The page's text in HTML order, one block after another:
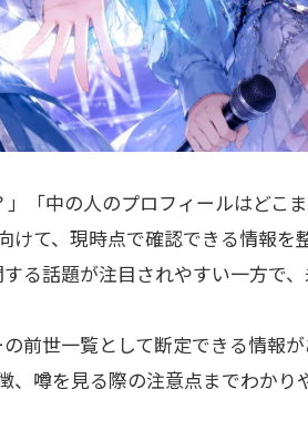
「中の人のプロフィールはどこ
て、現時点で確認できる情報を
る話題が注目されやすい一方で
前世一覧として断定できる情報
、噂を見る際の注意点までわかり